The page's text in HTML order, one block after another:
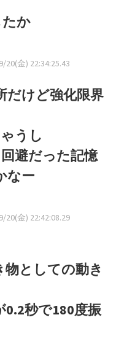
か
20(金) 22:34:25.43
だけど強化限界
うし
避だった記憶
なー
20(金) 22:42:08.29
としての動き
秒で180度振